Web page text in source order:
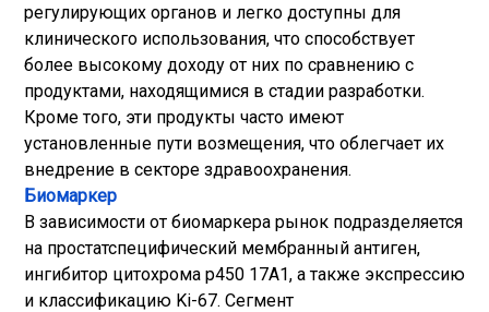
регулирующих органов и легко доступны для
клинического использования, что способствует
более высокому доходу от них по сравнению с
продуктами, находящимися в стадии разработки.
Кроме того, эти продукты часто имеют
установленные пути возмещения, что облегчает их
внедрение в секторе здравоохранения.
Биомаркер
В зависимости от биомаркера рынок подразделяется
на простатспецифический мембранный антиген,
ингибитор цитохрома p450 17A1, а также экспрессию
и классификацию Ki-67. Сегмент